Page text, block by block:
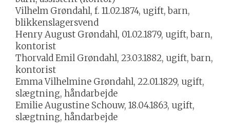
Vilhelm Grøndahl, f. 11.02.1874, ugift, barn,
blikkenslagersvend
Henry August Grøndahl, 01.02.1879, ugift, barn,
kontorist
Thorvald Emil Grøndahl, 23.03.1882, ugift, barn,
kontorist
Emma Vilhelmine Grøndahl, 22.01.1829, ugift,
slægtning, håndarbejde
Emilie Augustine Schouw, 18.04.1863, ugift,
slægtning, håndarbejde